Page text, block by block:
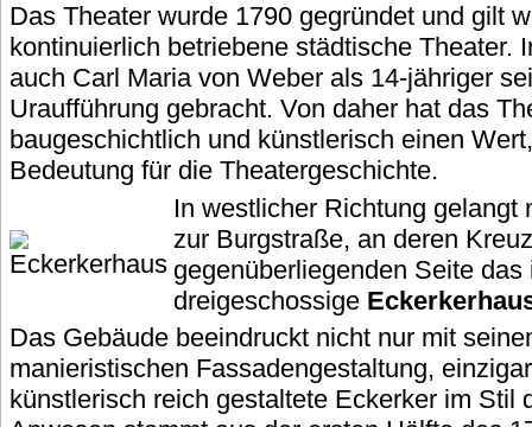
Das Theater wurde 1790 gegründet und gilt
kontinuierlich betriebene städtische Theater.
auch Carl Maria von Weber als 14-jähriger
Uraufführung gebracht. Von daher hat das
baugeschichtlich und künstlerisch einen
Bedeutung für die Theatergeschichte.
In westlicher Richtung gelangt
zur Burgstraße, an deren
gegenüberliegenden Seite das
dreigeschossige
Das Gebäude beeindruckt nicht nur mit
manieristischen Fassadengestaltung,
künstlerisch reich gestaltete Eckerker im Stil